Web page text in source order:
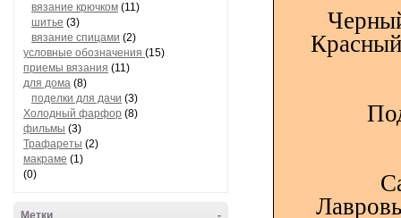
вязание крючком (11)
шитье (3)
вязание спицами (2)
условные обозначения (15)
приемы вязания (11)
для дома (8)
поделки для дачи (3)
Холодный фарфор (8)
фильмы (3)
Трафареты (2)
макраме (1)
(0)
-
Метки